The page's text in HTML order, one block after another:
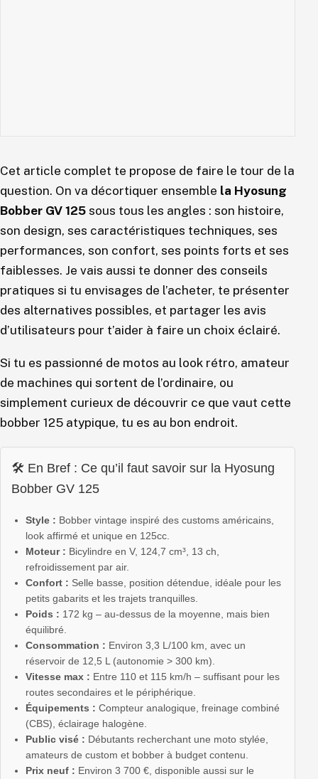
Cet article complet te propose de faire le tour de la
question. On va décortiquer ensemble la Hyosung
Bobber GV 125 sous tous les angles : son histoire,
son design, ses caractéristiques techniques, ses
performances, son confort, ses points forts et ses
faiblesses. Je vais aussi te donner des conseils
pratiques si tu envisages de l’acheter, te présenter
des alternatives possibles, et partager les avis
d’utilisateurs pour t’aider à faire un choix éclairé.
Si tu es passionné de motos au look rétro, amateur
de machines qui sortent de l’ordinaire, ou
simplement curieux de découvrir ce que vaut cette
bobber 125 atypique, tu es au bon endroit.
🛠️ En Bref : Ce qu’il faut savoir sur la Hyosung
Bobber GV 125
Style : Bobber vintage inspiré des customs américains,
look affirmé et unique en 125cc.
Moteur : Bicylindre en V, 124,7 cm³, 13 ch,
refroidissement par air.
Confort : Selle basse, position détendue, idéale pour les
petits gabarits et les trajets tranquilles.
Poids : 172 kg – au-dessus de la moyenne, mais bien
équilibré.
Consommation : Environ 3,3 L/100 km, avec un
réservoir de 12,5 L (autonomie > 300 km).
Vitesse max : Entre 110 et 115 km/h – suffisant pour les
routes secondaires et le périphérique.
Équipements : Compteur analogique, freinage combiné
(CBS), éclairage halogène.
Public visé : Débutants recherchant une moto stylée,
amateurs de custom et bobber à budget contenu.
Prix neuf : Environ 3 700 €, disponible aussi sur le